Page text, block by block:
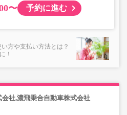
〜 予約に進む
方や支払い方法とは？
！
社,濃飛乗合自動車株式会社